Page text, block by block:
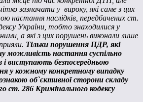
зазначати у вироку, які саме з цих
настання наслідків, передбачених ст.
України, тобто знаходилися у
а які з цих порушень виконали лише
Тільки порушення ПДР, які
можливість настання суспільно
і виступають безпосередньою
у кожному конкретному випадку
об`єктивної сторони складу
ст. 286 Кримінального кодексу